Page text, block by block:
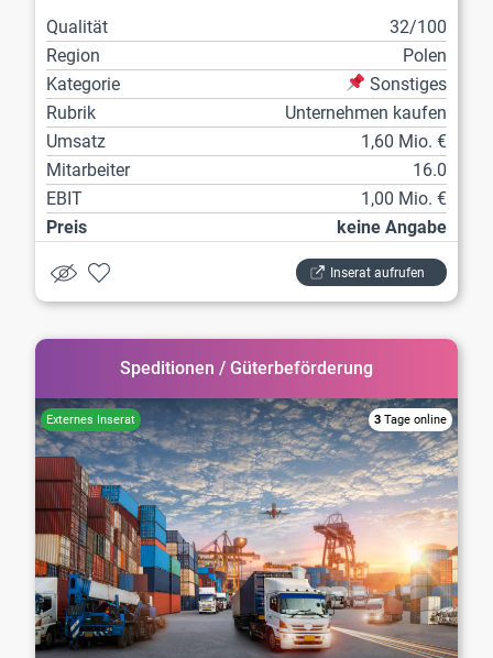
Qualität
32/100
Region
Polen
Kategorie
Sonstiges
Rubrik
Unternehmen kaufen
Umsatz
1,60 Mio. €
Mitarbeiter
16.0
EBIT
1,00 Mio. €
Preis
keine Angabe
Inserat aufrufen
Speditionen / Güterbeförderung
3 Tage online